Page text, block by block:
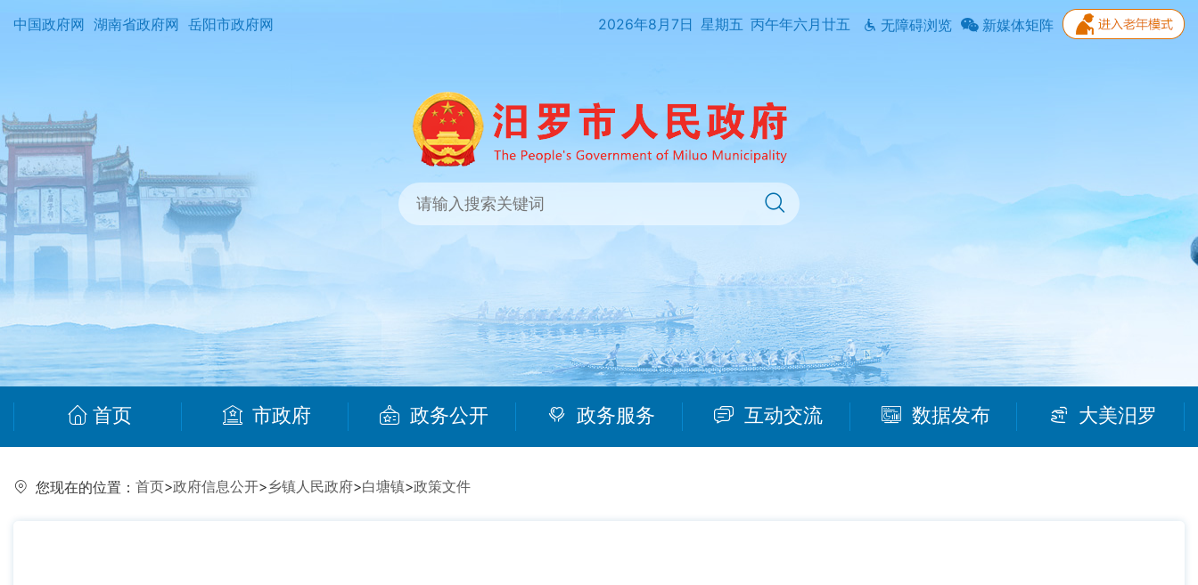
中国政府网 湖南省政府网 岳阳市政府网 2026年8月7日 星期五 丙午年六月廿五 无障碍浏览 新媒体矩阵
首页 市政府 政务公开 政务服务 互动交流 数据发布 大美汨罗
您现在的位置： 首页>政府信息公开>乡镇人民政府>白塘镇>政策文件